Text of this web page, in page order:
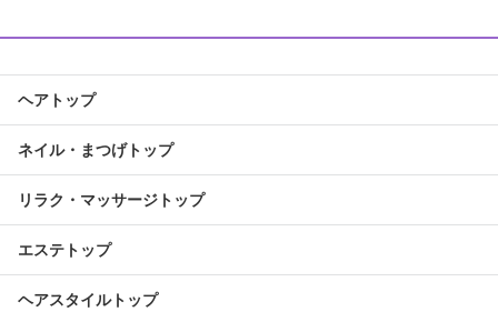
ヘアトップ
ネイル・まつげトップ
リラク・マッサージトップ
エステトップ
ヘアスタイルトップ